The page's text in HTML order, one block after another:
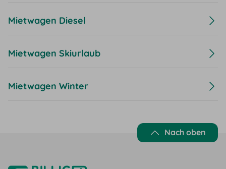
Mietwagen Diesel
Mietwagen Skiurlaub
Mietwagen Winter
Nach oben